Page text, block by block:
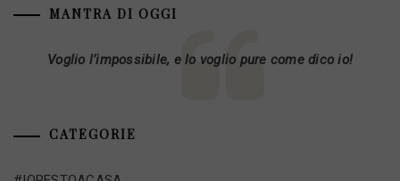
MANTRA DI OGGI
Voglio l’impossibile, e lo voglio pure come dico io!
CATEGORIE